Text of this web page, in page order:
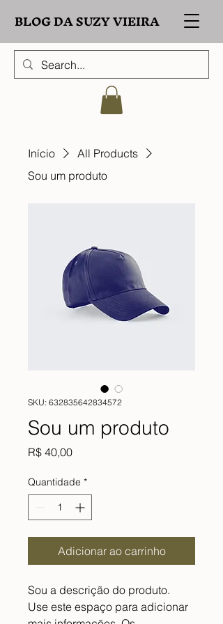
BLOG DA SUZY VIEIRA
Início
All Products
Sou um produto
SKU: 632835642834572
Sou um produto
R$ 40,00Preço
Quantidade *
Adicionar ao carrinho
Sou a descrição do produto.
Use este espaço para adicionar